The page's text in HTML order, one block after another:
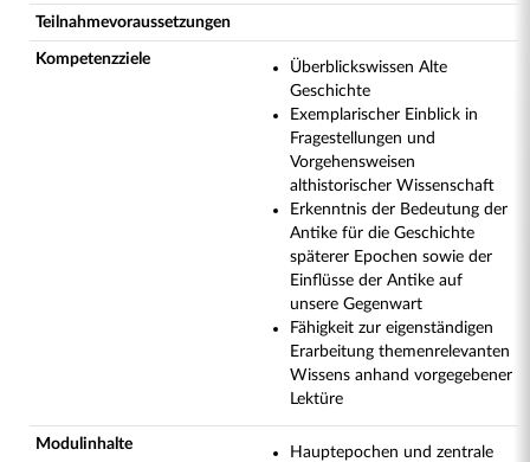
Teilnahmevoraussetzungen
Kompetenzziele
Überblickswissen Alte
Geschichte
Exemplarischer Einblick in
Fragestellungen und
Vorgehensweisen
althistorischer Wissenschaft
Erkenntnis der Bedeutung der
Antike für die Geschichte
späterer Epochen sowie der
Einflüsse der Antike auf
unsere Gegenwart
Fähigkeit zur eigenständigen
Erarbeitung themenrelevanten
Wissens anhand vorgegebener
Lektüre
Modulinhalte
Hauptepochen und zentrale